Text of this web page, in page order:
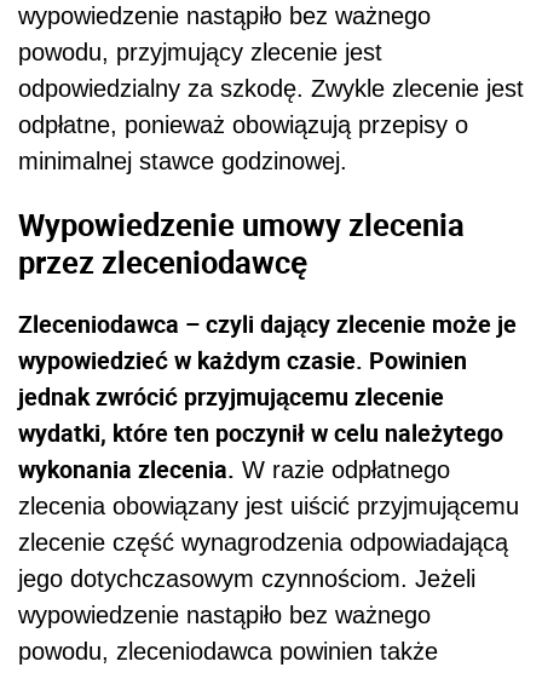
wypowiedzenie nastąpiło bez ważnego
powodu, przyjmujący zlecenie jest
odpowiedzialny za szkodę. Zwykle zlecenie jest
odpłatne, ponieważ obowiązują przepisy o
minimalnej stawce godzinowej.
Wypowiedzenie umowy zlecenia
przez zleceniodawcę
Zleceniodawca – czyli dający zlecenie może je
wypowiedzieć w każdym czasie. Powinien
jednak zwrócić przyjmującemu zlecenie
wydatki, które ten poczynił w celu należytego
wykonania zlecenia. W razie odpłatnego
zlecenia obowiązany jest uiścić przyjmującemu
zlecenie część wynagrodzenia odpowiadającą
jego dotychczasowym czynnościom. Jeżeli
wypowiedzenie nastąpiło bez ważnego
powodu, zleceniodawca powinien także